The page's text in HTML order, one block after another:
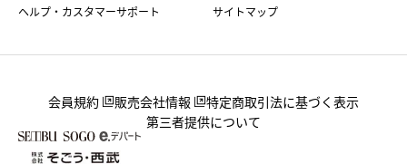
ヘルプ・カスタマーサポート サイトマップ
会員規約 販売会社情報
特定商取引法に基づく表示
第三者提供について